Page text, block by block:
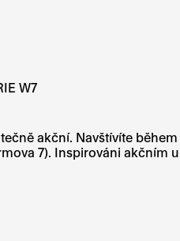
W7
akční. Navštívíte
7). Inspirováni